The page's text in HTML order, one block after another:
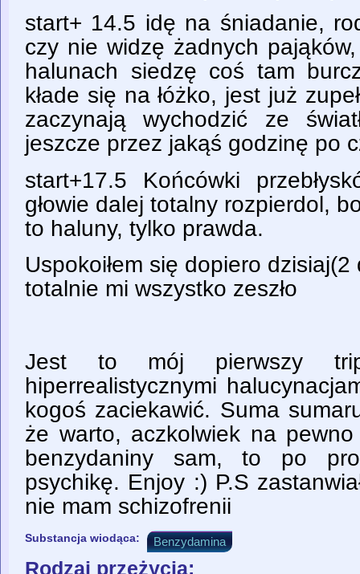
start+ 14.5 idę na śniadanie,
czy nie widzę żadnych
halunach siedzę coś tam
kłade się na łóżko, jest już
zaczynają wychodzić ze
jeszcze przez jakąś godzinę po
start+17.5 Końcówki
głowie dalej totalny rozpierdol,
to haluny, tylko prawda.
Uspokoiłem się dopiero
totalnie mi wszystko zeszło
Jest to mój pierwszy trip
hiperrealistycznymi
kogoś zaciekawić. Suma
że warto, aczkolwiek na
benzydaniny sam, to po
psychikę. Enjoy :) P.S
nie mam schizofrenii
Substancja wiodąca: Benzydamina
Rodzaj przeżycia: